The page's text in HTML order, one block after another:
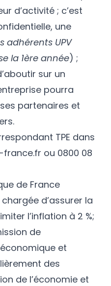
d’activité ; c’est
une
adhérents UPV
la 1ère année) ;
sur un
pourra
partenaires et
TPE dans
france.fr ou 0800 08
de France
d’assurer la
l’inflation à 2 %;
de
et
des
de l’économie et